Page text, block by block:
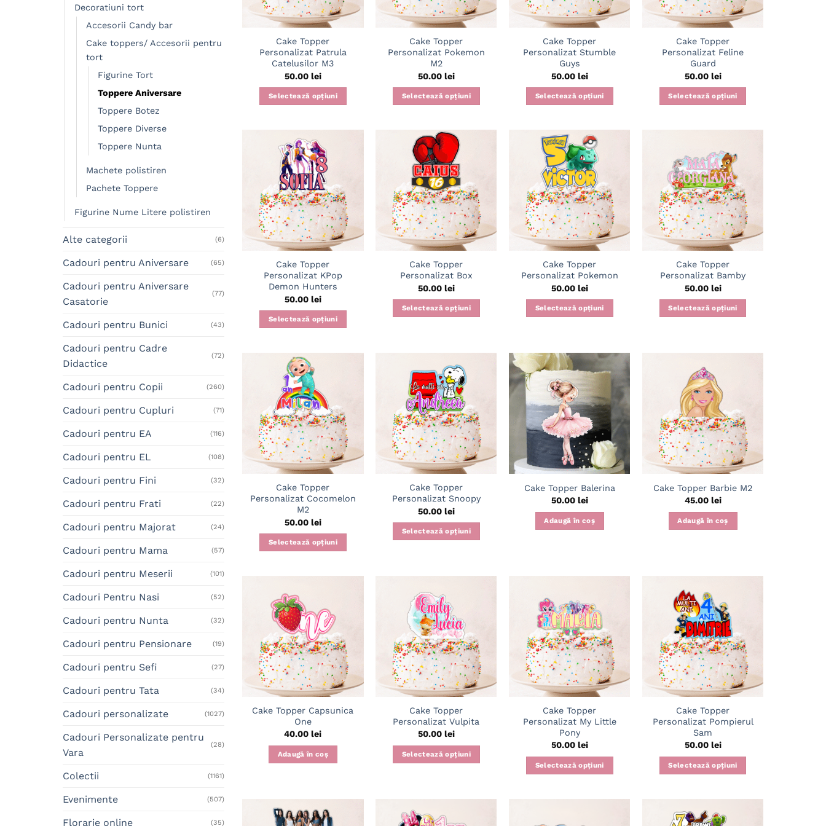
Decoratiuni tort
Accesorii Candy bar
Cake toppers/ Accesorii pentru
tort
Figurine Tort
Toppere Aniversare
Toppere Botez
Toppere Diverse
Toppere Nunta
Machete polistiren
Pachete Toppere
Figurine Nume Litere polistiren
Alte categorii (6)
Cadouri pentru Aniversare (65)
Cadouri pentru Aniversare
Casatorie
(77)
Cadouri pentru Bunici (43)
Cadouri pentru Cadre
Didactice
(72)
Cadouri pentru Copii (260)
Cadouri pentru Cupluri (71)
Cadouri pentru EA (116)
Cadouri pentru EL (108)
Cadouri pentru Fini (32)
Cadouri pentru Frati (22)
Cadouri pentru Majorat (24)
Cadouri pentru Mama (57)
Cadouri pentru Meserii (101)
Cadouri Pentru Nasi (52)
Cadouri pentru Nunta (32)
Cadouri pentru Pensionare (19)
Cadouri pentru Sefi (27)
Cadouri pentru Tata (34)
Cadouri personalizate (1027)
Cadouri Personalizate pentru
Vara
(28)
Colectii (1161)
Evenimente (507)
Florarie online (35)
Cake Topper
Personalizat Patrula
Catelusilor M3
50.00 lei
Selectează opțiuni
Cake Topper
Personalizat Pokemon
M2
50.00 lei
Selectează opțiuni
Cake Topper
Personalizat Stumble
Guys
50.00 lei
Selectează opțiuni
Cake Topper
Personalizat Feline
Guard
50.00 lei
Selectează opțiuni
în
wishlist
Cake Topper
Personalizat KPop
Demon Hunters
50.00 lei
Selectează opțiuni
în
wishlist
Cake Topper
Personalizat Box
50.00 lei
Selectează opțiuni
Adaugă
în
wishlist
Cake Topper
Personalizat Pokemon
50.00 lei
Selectează opțiuni
Adaugă
în
wishlist
Cake Topper
Personalizat Bamby
50.00 lei
Selectează opțiuni
Adaugă
în
wishlist
Cake Topper
Personalizat Cocomelon
M2
50.00 lei
Selectează opțiuni
Adaugă
în
wishlist
Cake Topper
Personalizat Snoopy
50.00 lei
Selectează opțiuni
Adaugă
în
wishlist
Cake Topper Balerina
50.00 lei
Adaugă în coș
în
wishlist
Cake Topper Barbie M2
45.00 lei
Adaugă în coș
Adaugă
în
wishlist
Cake Topper Capsunica
One
40.00lei
Adaugă în coș
Adaugă
în
wishlist
Cake Topper
Personalizat Vulpita
50.00 lei
Selectează opțiuni
Adaugă
în
wishlist
Cake Topper
Personalizat My Little
Pony
50.00 lei
Selectează opțiuni
Adaugă
în
wishlist
Cake Topper
Personalizat Pompierul
Sam
50.00 lei
Selectează opțiuni